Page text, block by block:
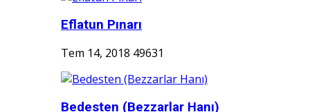
Eflatun Pınarı
Tem 14, 2018 49631
Bedesten (Bezzarlar Hanı)